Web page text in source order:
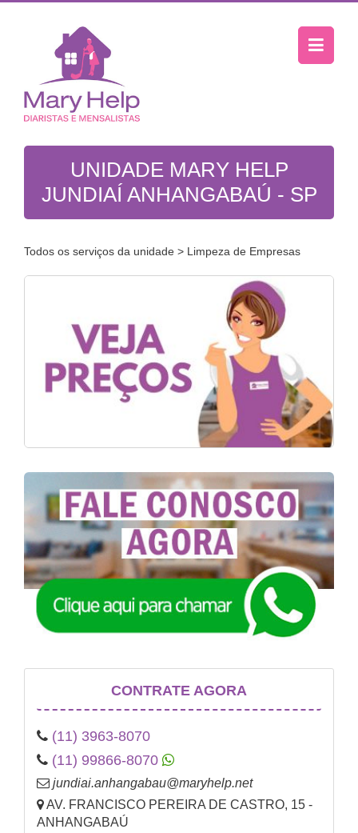
UNIDADE MARY HELP
JUNDIAÍ ANHANGABAÚ - SP
Todos os serviços da unidade > Limpeza de Empresas
CONTRATE AGORA
(11) 3963-8070
(11) 99866-8070
jundiai.anhangabau@maryhelp.net
AV. FRANCISCO PEREIRA DE CASTRO, 15 -
ANHANGABAÚ